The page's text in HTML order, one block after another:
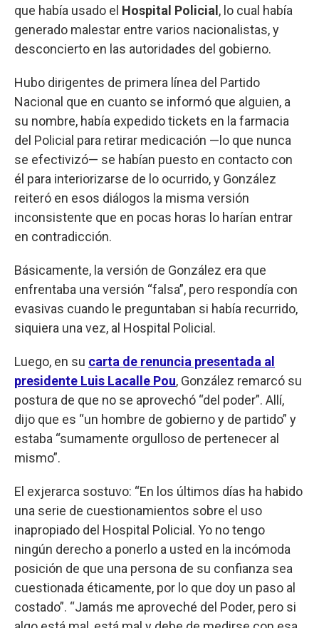
que había usado el Hospital Policial , lo cual había
generado malestar entre varios nacionalistas, y
desconcierto en las autoridades del gobierno.
Hubo dirigentes de primera línea del Partido
Nacional que en cuanto se informó que alguien, a
su nombre, había expedido tickets en la farmacia
del Policial para retirar medicación —lo que nunca
se efectivizó— se habían puesto en contacto con
él para interiorizarse de lo ocurrido, y González
reiteró en esos diálogos la misma versión
inconsistente que en pocas horas lo harían entrar
en contradicción.
Básicamente, la versión de González era que
enfrentaba una versión “falsa”, pero respondía con
evasivas cuando le preguntaban si había recurrido,
siquiera una vez, al Hospital Policial.
Luego, en su carta de renuncia presentada al
presidente Luis Lacalle Pou, González remarcó su
postura de que no se aprovechó “del poder”. Allí,
dijo que es “un hombre de gobierno y de partido” y
estaba “sumamente orgulloso de pertenecer al
mismo”.
El exjerarca sostuvo: “En los últimos días ha habido
una serie de cuestionamientos sobre el uso
inapropiado del Hospital Policial. Yo no tengo
ningún derecho a ponerlo a usted en la incómoda
posición de que una persona de su confianza sea
cuestionada éticamente, por lo que doy un paso al
costado”. “Jamás me aproveché del Poder, pero si